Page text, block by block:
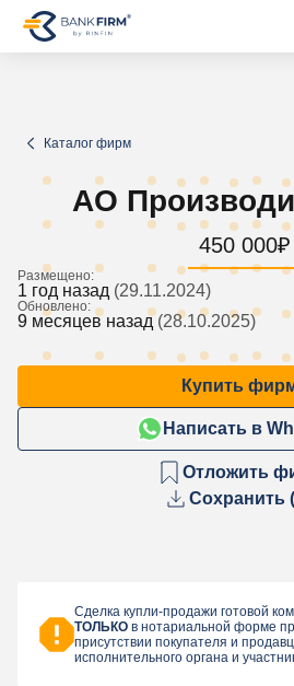
Каталог фирм
АО
450 000₽
Размещено:
1 год назад (29.11.2024)
Обновлено:
9 месяцев назад (28.10.2025)
Купить
Написать в
Отложить
Сохранить
Сделка купли-продажи готовой
ТОЛЬКО в нотариальной форме
присутствии покупателя и
исполнительного органа и